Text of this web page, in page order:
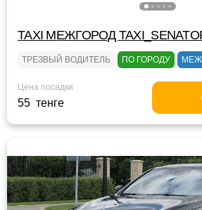
TAXI МЕЖГОРОД
ТРЕЗВЫЙ ВОДИТЕЛЬ ПО ГОРОДУ
Цена посадки
55 тенге